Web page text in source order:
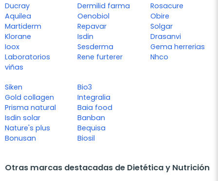
Ducray
Aquilea
Martiderm
Klorane
Ioox
Laboratorios
viñas
Dermilid farma
Oenobiol
Repavar
Isdin
Sesderma
Rene furterer
Rosacure
Obire
Solgar
Drasanvi
Gema herrerias
Nhco
Siken
Gold collagen
Prisma natural
Isdin solar
Nature's plus
Bonusan
Bio3
Integralia
Baia food
Banban
Bequisa
Biosil
Otras marcas destacadas de Dietética y Nutrición